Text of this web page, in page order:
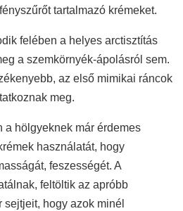
tartalmazó krémeket.
felében a helyes arctisztítás
a szemkörnyék-ápolásról sem.
az első mimikai ráncok
meg.
a hölgyeknek már érdemes
használatát, hogy
feszességét. A
feltöltik az apróbb
hogy azok minél